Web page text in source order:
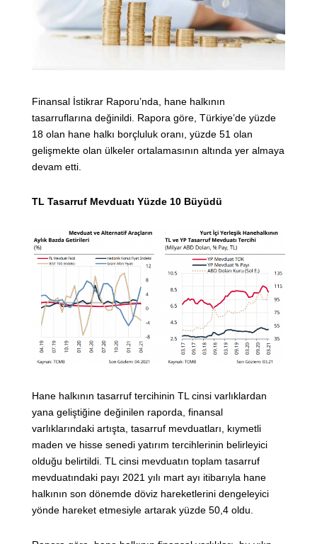
Finansal İstikrar Raporu’nda, hane halkının
tasarruflarına değinildi. Rapora göre, Türkiye’de yüzde
18 olan hane halkı borçluluk oranı, yüzde 51 olan
gelişmekte olan ülkeler ortalamasının altında yer almaya
devam etti.
TL Tasarruf Mevduatı Yüzde 10 Büyüdü
Hane halkının tasarruf tercihinin TL cinsi varlıklardan
yana geliştiğine değinilen raporda, finansal
varlıklarındaki artışta, tasarruf mevduatları, kıymetli
maden ve hisse senedi yatırım tercihlerinin belirleyici
olduğu belirtildi. TL cinsi mevduatın toplam tasarruf
mevduatındaki payı 2021 yılı mart ayı itibarıyla hane
halkının son dönemde döviz hareketlerini dengeleyici
yönde hareket etmesiyle artarak yüzde 50,4 oldu.